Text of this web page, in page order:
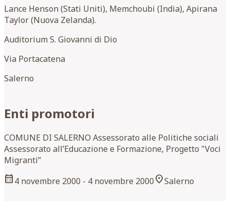
Lance Henson (Stati Uniti), Memchoubi (India), Apirana
Taylor (Nuova Zelanda).
Auditorium S. Giovanni di Dio
Via Portacatena
Salerno
Enti promotori
COMUNE DI SALERNO Assessorato alle Politiche sociali
Assessorato all’Educazione e Formazione, Progetto "Voci
Migranti”
calendar_month4 novembre 2000 - 4 novembre 2000location_onSalerno